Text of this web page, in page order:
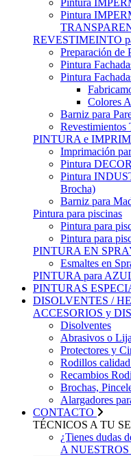
Pintura
Pintura
REVESTIMEINTO
Preparación de
Pintura
Pintura
Colores
Barniz para
PINTURA e
Imprimación
Pintura
Pintura
Brocha)
Barniz para
Pintura para piscinas
Pintura para
Pintura para
PINTURA EN
Esmaltes en
PINTURA para
PINTURAS
DISOLVENTES /
ACCESORIOS y
Disolventes
Abrasivos o
Protectores y
Rodillos
Recambios
Brochas,
Alargadores
CONTACTO
TÉCNICOS A TU
¿Tienes dudas
A